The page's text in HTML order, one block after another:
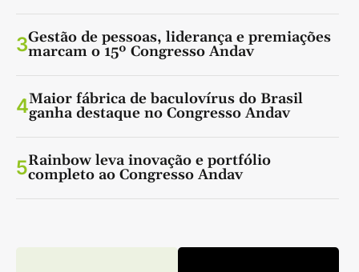
3Gestão de pessoas, liderança e premiações
marcam o 15º Congresso Andav
4Maior fábrica de baculovírus do Brasil
ganha destaque no Congresso Andav
5Rainbow leva inovação e portfólio
completo ao Congresso Andav